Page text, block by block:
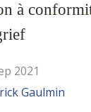
à
2021
Gaulmin